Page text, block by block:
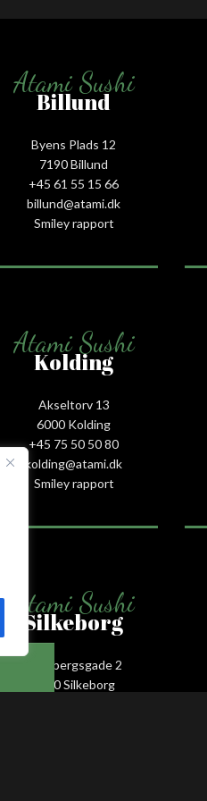
Atami Sushi
Billund
Byens Plads 12
7190 Billund
+45 61 55 15 66‬
billund@atami.dk
Smiley rapport
Atami Sushi
Kolding
Akseltorv 13
6000 Kolding
+45 75 50 50 80
kolding@atami.dk
Smiley rapport
Atami Sushi
Silkeborg
Guldbergsgade 2
8600 Silkeborg